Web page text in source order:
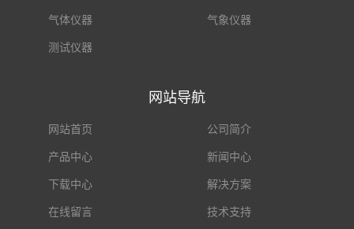
气体仪器 气象仪器
测试仪器
网站导航
网站首页 公司简介
产品中心 新闻中心
下载中心 解决方案
在线留言 技术支持